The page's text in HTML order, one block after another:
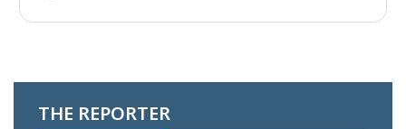
THE REPORTER